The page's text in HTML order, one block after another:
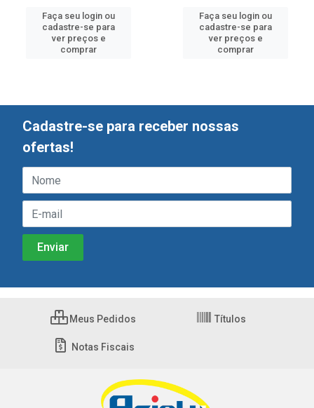
Faça seu login ou
cadastre-se para
ver preços e
comprar
Faça seu login ou
cadastre-se para
ver preços e
comprar
Cadastre-se para receber nossas
ofertas!
Meus Pedidos Títulos
Notas Fiscais